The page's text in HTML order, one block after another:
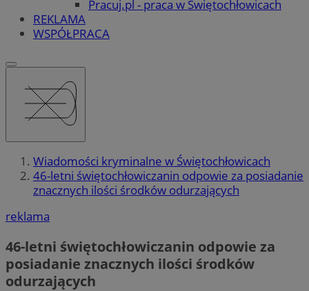
Pracuj.pl - praca w Świętochłowicach
REKLAMA
WSPÓŁPRACA
Wiadomości kryminalne w Świętochłowicach
46-letni świętochłowiczanin odpowie za posiadanie
znacznych ilości środków odurzających
reklama
46-letni świętochłowiczanin odpowie za
posiadanie znacznych ilości środków
odurzających